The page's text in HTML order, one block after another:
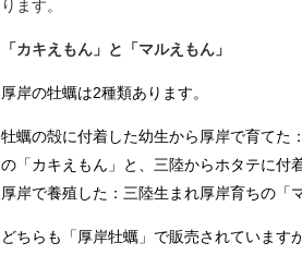
ります。
「カキえもん」と「マルえもん」
厚岸の牡蠣は2種類あります。
牡蠣の殻に付着した幼生から厚岸で育てた
の「カキえもん」と、三陸からホタテに付
厚岸で養殖した：三陸生まれ厚岸育ちの「
どちらも「厚岸牡蠣」で販売されています